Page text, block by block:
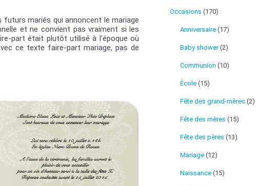
mariés qui annoncent le mariage
et ne convient pas vraiment si les
part était plutôt utilisé à l’époque où
ce texte faire-part mariage, pas de
Occasions (170)
Anniversaire (17)
Baby shower(2)
Communion (10)
École (15)
Fête des grand-mères (2)
Fête des mères (15)
Fête des pères (13)
Mariage (12)
Naissance (15)